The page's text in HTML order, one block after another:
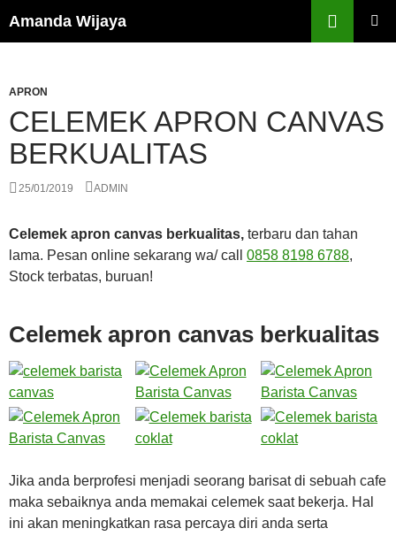
Amanda Wijaya
APRON
CELEMEK APRON CANVAS
BERKUALITAS
25/01/2019 ADMIN
Celemek apron canvas berkualitas, terbaru dan tahan
lama. Pesan online sekarang wa/ call 0858 8198 6788,
Stock terbatas, buruan!
Celemek apron canvas berkualitas
Jika anda berprofesi menjadi seorang barisat di sebuah cafe
maka sebaiknya anda memakai celemek saat bekerja. Hal
ini akan meningkatkan rasa percaya diri anda serta